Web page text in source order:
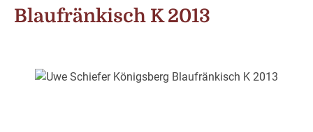
Blaufränkisch K 2013
Bildergalerie überspringen